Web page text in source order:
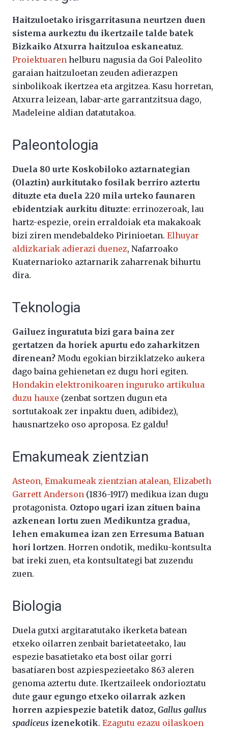
Haitzuloetako irisgarritasuna neurtzen duen
sistema aurkeztu du ikertzaile talde batek
Bizkaiko Atxurra haitzuloa eskaneatuz.
Proiektuaren helburu nagusia da Goi Paleolito
garaian haitzuloetan zeuden adierazpen
sinbolikoak ikertzea eta argitzea. Kasu horretan,
Atxurra leizean, labar-arte garrantzitsua dago,
Madeleine aldian datatutakoa.
Paleontologia
Duela 80 urte Koskobiloko aztarnategian
(Olaztin) aurkitutako fosilak berriro aztertu
dituzte eta duela 220 mila urteko faunaren
ebidentziak aurkitu dituzte: errinozeroak, lau
hartz-espezie, orein erraldoiak eta makakoak
bizi ziren mendebaldeko Pirinioetan. Elhuyar
aldizkariak adierazi duenez, Nafarroako
Kuaternarioko aztarnarik zaharrenak bihurtu
dira.
Teknologia
Gailuez inguratuta bizi gara baina zer
gertatzen da horiek apurtu edo zaharkitzen
direnean? Modu egokian birziklatzeko aukera
dago baina gehienetan ez dugu hori egiten.
Hondakin elektronikoaren inguruko artikulua
duzu hauxe (zenbat sortzen dugun eta
sortutakoak zer inpaktu duen, adibidez),
hausnartzeko oso aproposa. Ez galdu!
Emakumeak zientzian
Asteon, Emakumeak zientzian atalean, Elizabeth
Garrett Anderson (1836-1917) medikua izan dugu
protagonista. Oztopo ugari izan zituen baina
azkenean lortu zuen Medikuntza gradua,
lehen emakumea izan zen Erresuma Batuan
hori lortzen. Horren ondotik, mediku-kontsulta
bat ireki zuen, eta kontsultategi bat zuzendu
zuen.
Biologia
Duela gutxi argitaratutako ikerketa batean
etxeko oilarren zenbait barietateetako, lau
espezie basatietako eta bost oilar gorri
basatiaren bost azpiespezieetako 863 aleren
genoma aztertu dute. Ikertzaileek ondorioztatu
dute gaur egungo etxeko oilarrak azken
horren azpiespezie batetik datoz, Gallus gallus
spadiceus izenekotik. Ezagutu ezazu oilaskoen